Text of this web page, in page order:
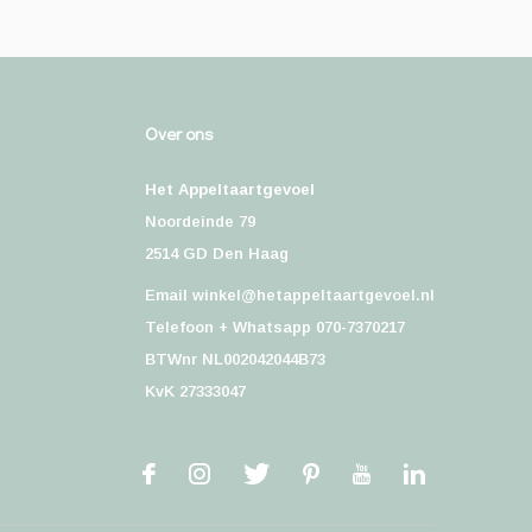
Over ons
Het Appeltaartgevoel
Noordeinde 79
2514 GD Den Haag
Email winkel@hetappeltaartgevoel.nl
Telefoon + Whatsapp 070-7370217
BTWnr NL002042044B73
KvK 27333047